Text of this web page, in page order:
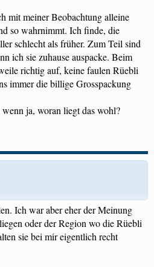
mit meiner Beobachtung alleine
so wahrnimmt. Ich finde, die
schlecht als früher. Zum Teil sind
ich sie zuhause auspacke. Beim
richtig auf, keine faulen Rüebli
immer die billige Grosspackung
ja, woran liegt das wohl?
Ich war aber eher der Meinung
oder der Region wo die Rüebli
sie bei mir eigentlich recht